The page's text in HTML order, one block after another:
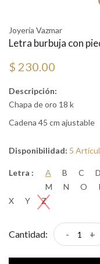
Joyería Vazmar
Letra burbuja con
$ 230.00
Descripción:
Chapa de oro 18 k
Cadena 45 cm ajustable
Disponibilidad: 5
Letra : A B C D
M
N O
X
Y Z
Cantidad: - +